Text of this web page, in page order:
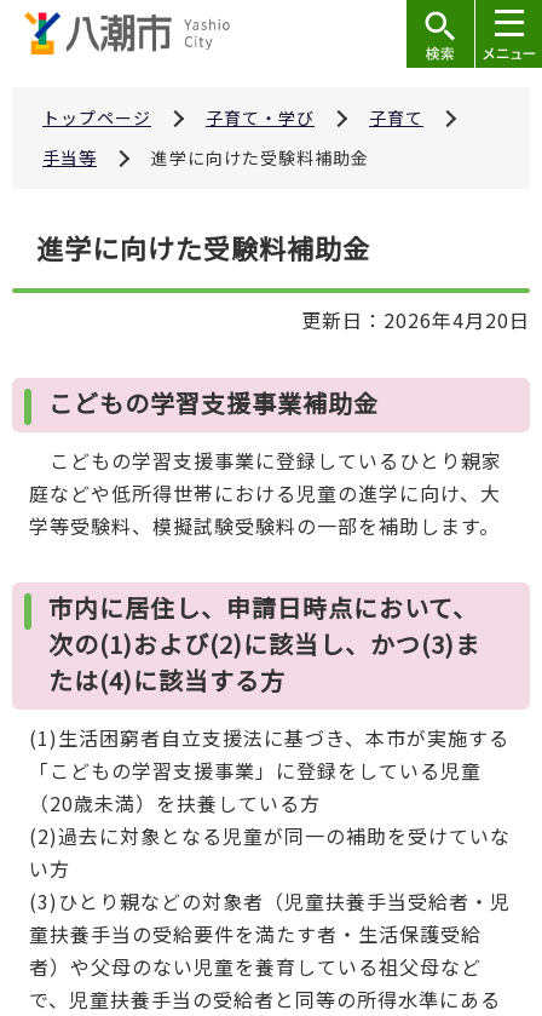
トップページ 子育て・学び
子育て
手当等
進学に向けた受験料補助金
こ
ら
進学に向けた受験料補助金
更新日：2026年4月20日
こどもの学習支援事業補助金
こどもの学習支援事業に登録しているひとり親家
庭などや低所得世帯における児童の進学に向け、大
学等受験料、模擬試験受験料の一部を補助します。
市内に居住し、申請日時点において、
次の(1)および(2)に該当し、かつ(3)ま
たは(4)に該当する方
(1)生活困窮者自立支援法に基づき、本市が実施する
「こどもの学習支援事業」に登録をしている児童
（20歳未満）を扶養している方
(2)過去に対象となる児童が同一の補助を受けていな
い方
(3)ひとり親などの対象者（児童扶養手当受給者・児
童扶養手当の受給要件を満たす者・生活保護受給
者）や父母のない児童を養育している祖父母など
で、児童扶養手当の受給者と同等の所得水準にある